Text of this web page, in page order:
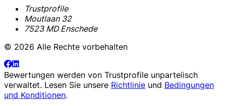
Trustprofile
Moutlaan 32
7523 MD Enschede
© 2026 Alle Rechte vorbehalten
Bewertungen werden von Trustprofile unparteiisch
verwaltet. Lesen Sie unsere Richtlinie und Bedingungen
und Konditionen.